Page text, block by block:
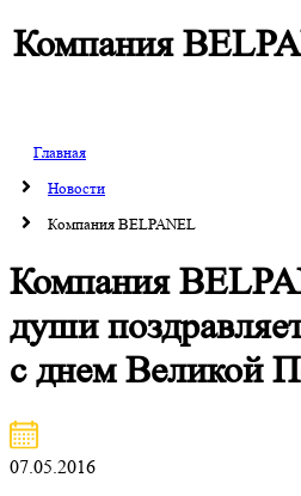
Компания
Главная
Новости
Компания BELPANEL
Компания
души
с днем Великой
07.05.2016